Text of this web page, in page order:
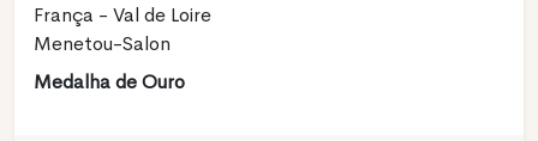
França - Val de Loire
Menetou-Salon
Medalha de Ouro